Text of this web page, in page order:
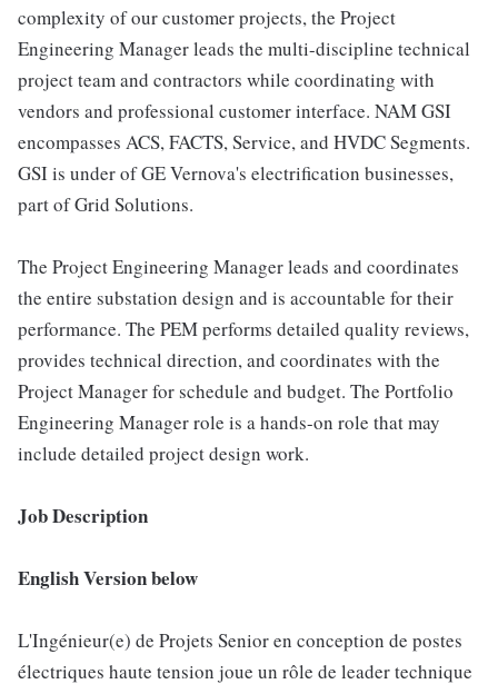
complexity of our customer projects, the Project
Engineering Manager leads the multi-discipline technical
project team and contractors while coordinating with
vendors and professional customer interface. NAM GSI
encompasses ACS, FACTS, Service, and HVDC Segments.
GSI is under of GE Vernova's electrification businesses,
part of Grid Solutions.
The Project Engineering Manager leads and coordinates
the entire substation design and is accountable for their
performance. The PEM performs detailed quality reviews,
provides technical direction, and coordinates with the
Project Manager for schedule and budget. The Portfolio
Engineering Manager role is a hands-on role that may
include detailed project design work.
Job Description
English Version below
L'Ingénieur(e) de Projets Senior en conception de postes
électriques haute tension joue un rôle de leader technique